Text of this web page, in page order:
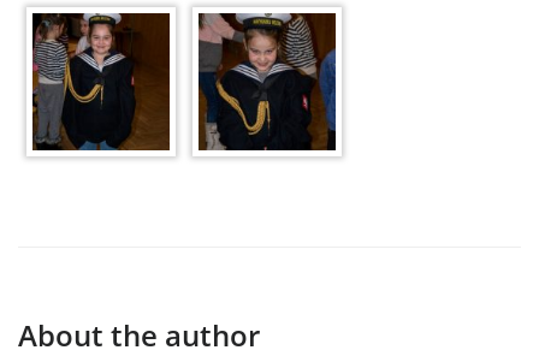
About the author